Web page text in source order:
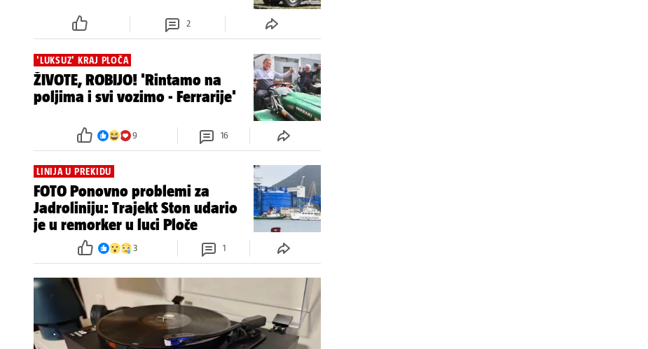
2
'LUKSUZ' KRAJ PLOČA
ŽIVOTE, ROBIJO! 'Rintamo na
poljima i svi vozimo - Ferrarije'
9 16
LINIJA U PREKIDU
FOTO Ponovno problemi za
Jadroliniju: Trajekt Ston udario
je u remorker u luci Ploče
3 1